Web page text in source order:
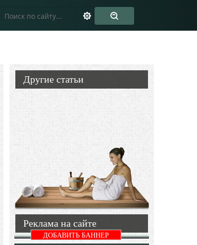
Другие статьи
Реклама на сайте
ДОБАВИТЬ БАННЕР